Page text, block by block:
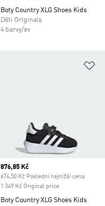
Boty Country XLG Shoes Kids
Děti Originals
4 barvy/ev
Current price
876,85 Kč
674,50 Kč Poslední nejnižší cena
1 349 Kč Original price
Boty Country XLG Shoes Kids